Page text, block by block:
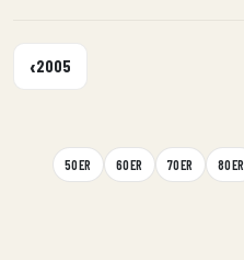
‹2005
50ER 60ER 70ER 80ER